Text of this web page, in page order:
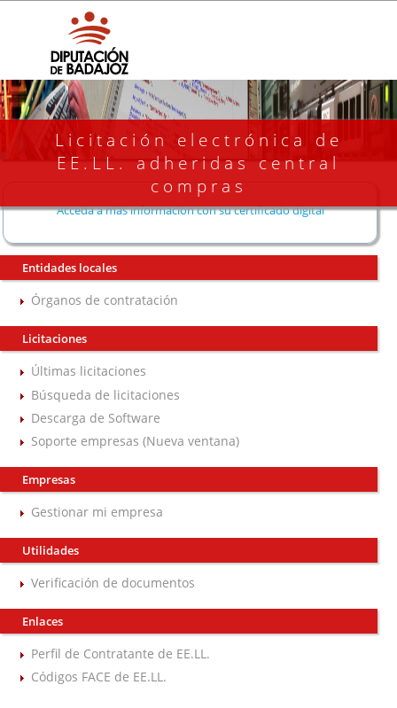
Licitación electrónica de
EE.LL. adheridas central
compras
Acceda a más información con su certificado digital
Entidades locales
Órganos de contratación
Licitaciones
Últimas licitaciones
Búsqueda de licitaciones
Descarga de Software
Soporte empresas (Nueva ventana)
Empresas
Gestionar mi empresa
Utilidades
Verificación de documentos
Enlaces
Perfil de Contratante de EE.LL.
Códigos FACE de EE.LL.